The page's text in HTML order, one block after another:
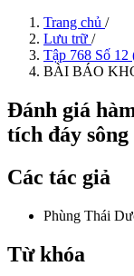
Trang chủ /
Lưu trữ /
Tập 768 Số
BÀI BÁO
Đánh giá
tích đáy
Các tác giả
Phùng Thái
Từ khóa